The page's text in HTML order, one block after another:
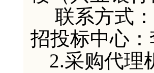
联系方式
招投标中心：
2.采购代理